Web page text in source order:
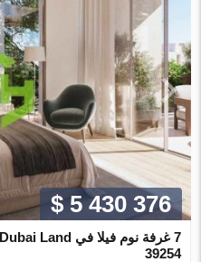
$ 5 430 376
39254